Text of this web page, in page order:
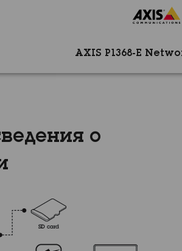
AXIS P1368-E
о